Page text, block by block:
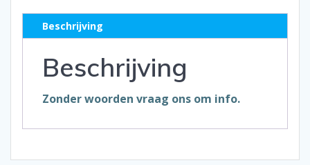
Beschrijving
Beschrijving
Zonder woorden vraag ons om info.